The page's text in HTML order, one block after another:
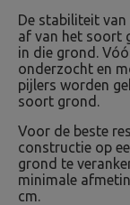
De stabiliteit
af van het soort
in die grond.
onderzocht en
pijlers worden
soort grond.
Voor de beste
constructie op
grond te
minimale
cm.